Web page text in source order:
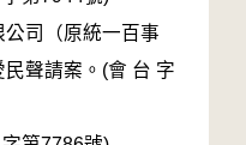
司（原統一百事
聲請案。(會 台 字